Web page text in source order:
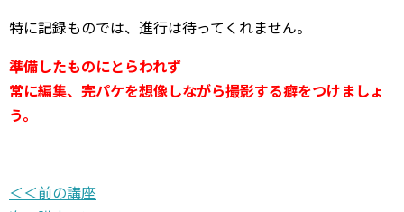
特に記録ものでは、進行は待ってくれません。
準備したものにとらわれず
常に編集、完パケを想像しながら撮影する癖をつけましょ
う。
＜＜前の講座